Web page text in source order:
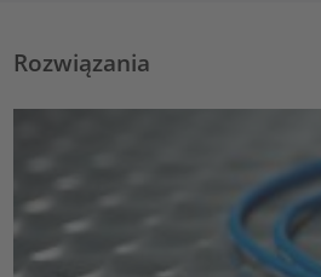
Rozwiązania